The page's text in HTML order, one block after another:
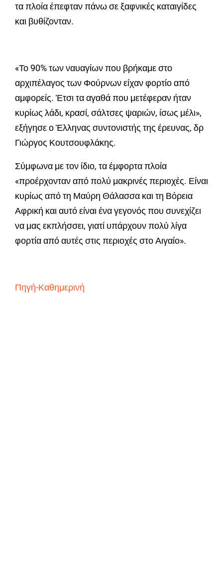
τα πλοία έπεφταν πάνω σε ξαφνικές καταιγίδες
και βυθίζονταν.
«Το 90% των ναυαγίων που βρήκαμε στο
αρχιπέλαγος των Φούρνων είχαν φορτίο από
αμφορείς. Έτσι τα αγαθά που μετέφεραν ήταν
κυρίως λάδι, κρασί, σάλτσες ψαριών, ίσως μέλι»,
εξήγησε ο Έλληνας συντονιστής της έρευνας, δρ
Γιώργος Κουτσουφλάκης.
Σύμφωνα με τον ίδιο, τα έμφορτα πλοία
«προέρχονταν από πολύ μακρινές περιοχές. Είναι
κυρίως από τη Μαύρη Θάλασσα και τη Βόρεια
Αφρική και αυτό είναι ένα γεγονός που συνεχίζει
να μας εκπλήσσει, γιατί υπάρχουν πολύ λίγα
φορτία από αυτές στις περιοχές στο Αιγαίο».
Πηγή-Καθημερινή